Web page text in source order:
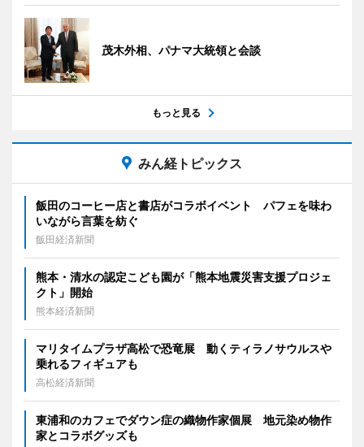
茂木外相、パナマ大統領と会談
もっと見る
みん経トピックス
飯田のコーヒー店と書店がコラボイベント パフェを味わ
いながら言葉を紡ぐ
飯田経済新聞
熊本・清水の認定こども園が「熊本地震災害支援プロジェ
クト」開始
熊本経済新聞
マリタイムプラザ高松で恐竜展 動くティラノサウルスや
乗れるフィギュアも
高松経済新聞
東浦和のカフェでダウン症の織物作家個展 地元染め物作
家とコラボグッズも